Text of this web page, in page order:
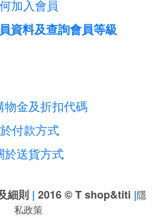
加入會員
資料及查詢會員等級
物金及折扣代碼
付款方式
於送貨方式
細則 | 2016 © T shop&titi |隱
私政策